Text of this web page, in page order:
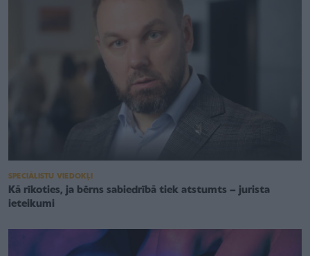
SPECIĀLISTU VIEDOKĻI
Kā rīkoties, ja bērns sabiedrībā tiek atstumts – jurista
ieteikumi